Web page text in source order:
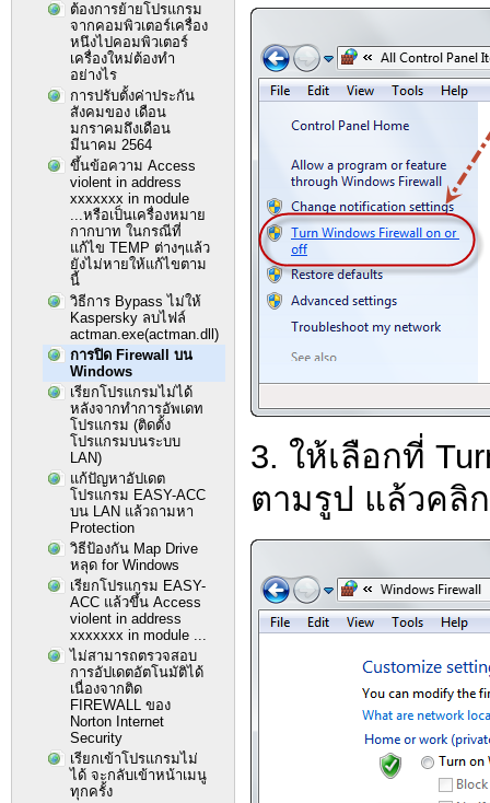
ต้องการย้ายโปรแกรม
จากคอมพิวเตอร์เครื่อง
หนึงไปคอมพิวเตอร์
เครื่องใหม่ต้องทำ
อย่างไร
การปรับตั้งค่าประกัน
สังคมของ เดือน
มกราคมถึงเดือน
มีนาคม 2564
ขึ้นข้อความ Access
violent in address
xxxxxxx in module
...หรือเป็นเครื่องหมาย
กากบาท ในกรณีที่
แก้ไข TEMP ต่างๆแล้ว
ยังไม่หายให้แก้ไขตาม
นี้
วิธีการ Bypass ไม่ให้
Kaspersky ลบไฟล์
actman.exe(actman.dll)
การปิด Firewall บน
Windows
เรียกโปรแกรมไม่ได้
หลังจากทำการอัพเดท
โปรแกรม (ติดตั้ง
โปรแกรมบนระบบ
LAN)
แก้ปัญหาอัปเดต
โปรแกรม EASY-ACC
บน LAN แล้วถามหา
Protection
วิธีป้องกัน Map Drive
หลุด for Windows
เรียกโปรแกรม EASY-
ACC แล้วขึ้น Access
violent in address
xxxxxxx in module ...
ไม่สามารถตรวจสอบ
การอัปเดตอัตโนมัติได้
เนื่องจากติด
FIREWALL ของ
Norton Internet
Security
เรียกเข้าโปรแกรมไม่
ได้ จะกลับเข้าหน้าเมนู
ทุกครั้ง
3. ให้เลือกที่
ตามรูป แล้วคลิ